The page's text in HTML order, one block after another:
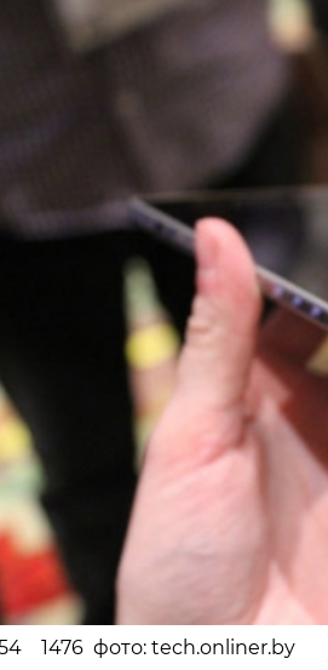
1476 фото: tech.onliner.by